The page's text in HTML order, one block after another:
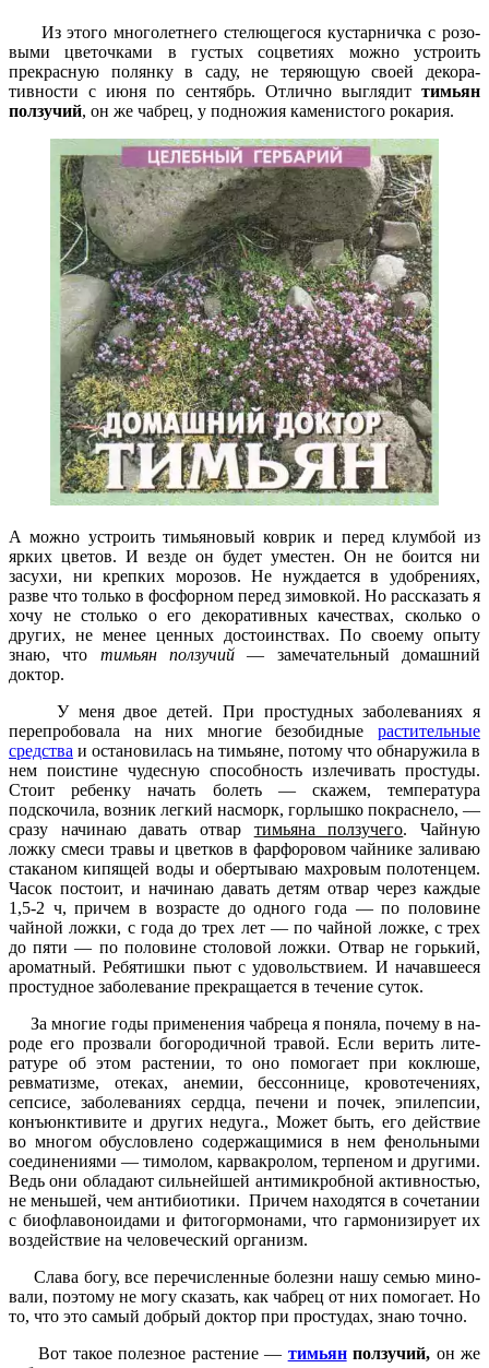
Из этого многолетнего стелющегося кустарничка с розо­
выми цветочками в густых соцветиях можно устроить
прекрасную полянку в саду, не теряющую своей декора­
тивности с июня по сентябрь. Отлично выглядит тимьян
ползучий, он же чабрец, у подножия каменистого рока­рия.
А можно устроить тимьяновый коврик и перед клум­бой из
ярких цветов. И везде он будет уместен. Он не бо­ится ни
засухи, ни крепких морозов. Не нуждается в удоб­рениях,
разве что только в фосфорном перед зимовкой. Но рассказать я
хочу не столько о его декоративных ка­чествах, сколько о
других, не менее ценных достоинствах. По своему опыту
знаю, что тимьян ползучий — замечательный до­машний
доктор.
У меня двое детей. При простудных заболеваниях я
перепробовала на них многие безобидные растительные
средства и остановилась на ти­мьяне, потому что обнаружила в
нем поистине чудесную спо­собность излечивать простуды.
Стоит ребенку начать болеть — ­скажем, температура
подскочи­ла, возник легкий насморк, гор­лышко покраснело, —
сразу на­чинаю давать отвар тимьяна ползучего. Чайную
ложку смеси травы и цветков в фарфоровом чайни­ке заливаю
стаканом кипящей воды и обертываю махровым полотенцем.
Часок постоит, и начинаю давать детям отвар че­рез каждые
1,5-2 ч, причем в возрасте до одного года — по половине
чайной ложки, с года до трех лет — по чайной ложке, с трех
до пяти — по половине сто­ловой ложки. Отвар не горький,
ароматный. Ребятишки пьют с удовольствием. И начавшееся
простудное заболевание пре­кращается в течение суток.
За многие годы применения чабреца я поняла, почему в на­
роде его прозвали богородичной травой. Если верить лите­
ратуре об этом растении, то оно помогает при коклюше,
ревма­тизме, отеках, анемии, бессон­нице, кровотечениях,
сепсисе, заболеваниях сердца, печени и почек, эпилепсии,
конъюнкти­вите и других недуга., Может быть, его действие
во многом обусловлено содержащимися в нем фенольными
соединения­ми — тимолом, карвакролом, терпеном и другими.
Ведь они обладают сильнейшей анти­микробной активностью,
не меньшей, чем антибиотики. Причем находятся в сочетании
с биофлавоноидами и фито­гормонами, что гармонизирует их
воздействие на человечес­кий организм.
Слава богу, все перечислен­ные болезни нашу семью мино­
вали, поэтому не могу сказать, как чабрец от них помогает. Но
то, что это самый добрый док­тор при простудах, знаю точно.
Вот такое полезное растение — тимьянползучий, он же